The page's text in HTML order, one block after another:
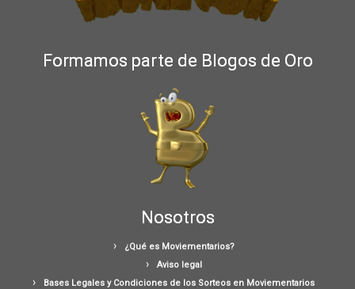
Formamos parte de Blogos de Oro
Nosotros
¿Qué es Moviementarios?
Aviso legal
Bases Legales y Condiciones de los Sorteos en Moviementarios